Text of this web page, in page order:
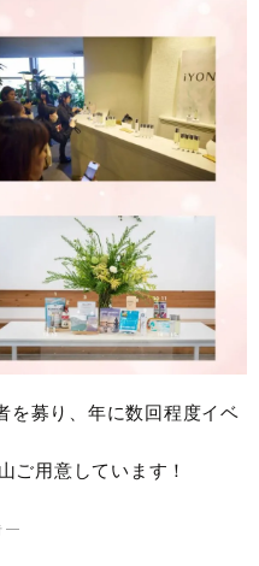
を募り、年に数回程度イベ
ご用意しています！
―